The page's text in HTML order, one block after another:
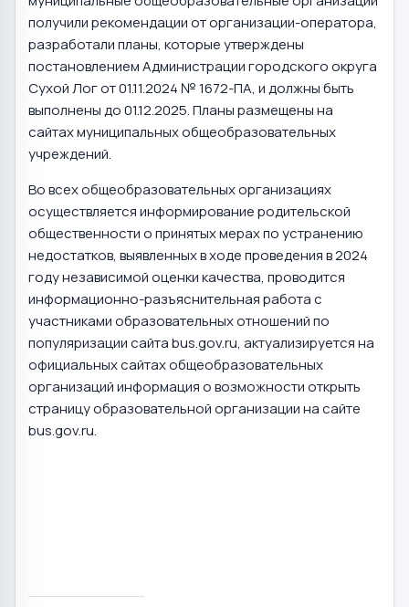
получили рекомендации от организации-оператора,
разработали планы, которые утверждены
постановлением Администрации городского округа
Сухой Лог от 01.11.2024 № 1672-ПА, и должны быть
выполнены до 01.12.2025. Планы размещены на
сайтах муниципальных общеобразовательных
учреждений.
Во всех общеобразовательных организациях
осуществляется информирование родительской
общественности о принятых мерах по устранению
недостатков, выявленных в ходе проведения в 2024
году независимой оценки качества, проводится
информационно-разъяснительная работа с
участниками образовательных отношений по
популяризации сайта bus.gov.ru, актуализируется на
официальных сайтах общеобразовательных
организаций информация о возможности открыть
страницу образовательной организации на сайте
bus.gov.ru.